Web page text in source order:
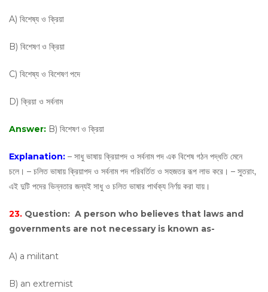
A) বিশেষ্য ও ক্রিয়া
B) বিশেষণ ও ক্রিয়া
C) বিশেষ্য ও বিশেষণ পদে
D) ক্রিয়া ও সর্বনাম
Answer: B) বিশেষণ ও ক্রিয়া
Explanation: – সাধু ভাষায় ক্রিয়াপদ ও সর্বনাম পদ এক বিশেষ গঠন পদ্ধতি মেনে
চলে। – চলিত ভাষায় ক্রিয়াপদ ও সর্বনাম পদ পরিবর্তিত ও সহজতর রূপ লাভ করে। – সুতরাং,
এই দুটি পদের ভিন্নতার জন্যই সাধু ও চলিত ভাষার পার্থক্য নির্ণয় করা যায়।
23. Question: A person who believes that laws and
governments are not necessary is known as-
A) a militant
B) an extremist